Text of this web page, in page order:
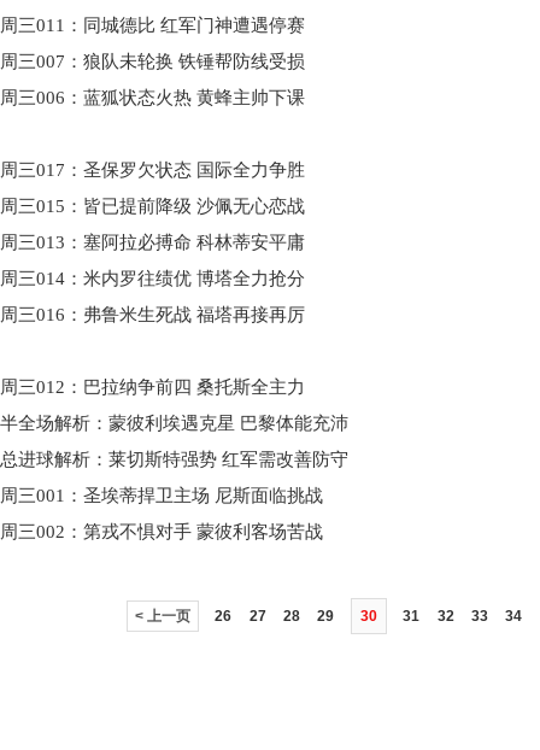
周三011：同城德比 红军门神遭遇停赛
周三007：狼队未轮换 铁锤帮防线受损
周三006：蓝狐状态火热 黄蜂主帅下课
周三017：圣保罗欠状态 国际全力争胜
周三015：皆已提前降级 沙佩无心恋战
周三013：塞阿拉必搏命 科林蒂安平庸
周三014：米内罗往绩优 博塔全力抢分
周三016：弗鲁米生死战 福塔再接再厉
周三012：巴拉纳争前四 桑托斯全主力
半全场解析：蒙彼利埃遇克星 巴黎体能充沛
总进球解析：莱切斯特强势 红军需改善防守
周三001：圣埃蒂捍卫主场 尼斯面临挑战
周三002：第戎不惧对手 蒙彼利客场苦战
< 上一页 26 27 28 29 30 31 32 33 34